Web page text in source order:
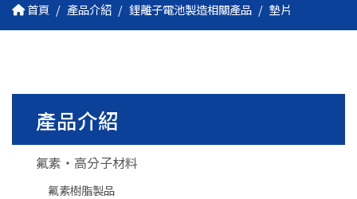
首頁 產品介紹 鋰離子電池製造相關產品 墊片
產品介紹
氟素・高分子材料
氟素樹脂製品